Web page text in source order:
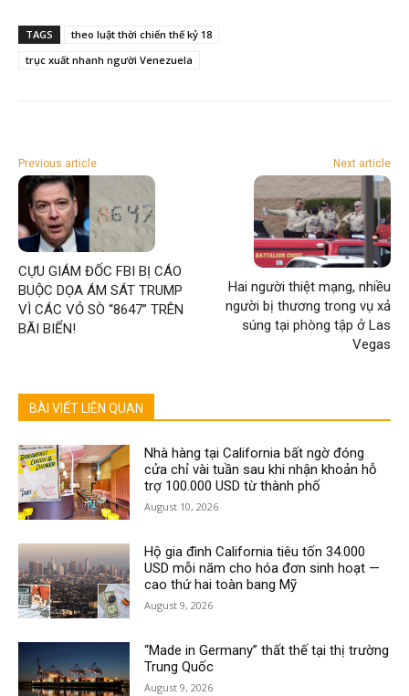
TAGS
theo luật thời chiến thế kỷ 18
trục xuất nhanh người Venezuela
Previous article
CỰU GIÁM ĐỐC FBI BỊ CÁO
BUỘC DỌA ÁM SÁT TRUMP
VÌ CÁC VỎ SÒ “8647” TRÊN
BÃI BIỂN!
Next article
Hai người thiệt mạng, nhiều
người bị thương trong vụ xả
súng tại phòng tập ở Las
Vegas
BÀI VIẾT LIÊN QUAN
Nhà hàng tại California bất ngờ đóng
cửa chỉ vài tuần sau khi nhận khoản hỗ
trợ 100.000 USD từ thành phố
August 10, 2026
Hộ gia đình California tiêu tốn 34.000
USD mỗi năm cho hóa đơn sinh hoạt —
cao thứ hai toàn bang Mỹ
August 9, 2026
“Made in Germany” thất thế tại thị trường
Trung Quốc
August 9, 2026